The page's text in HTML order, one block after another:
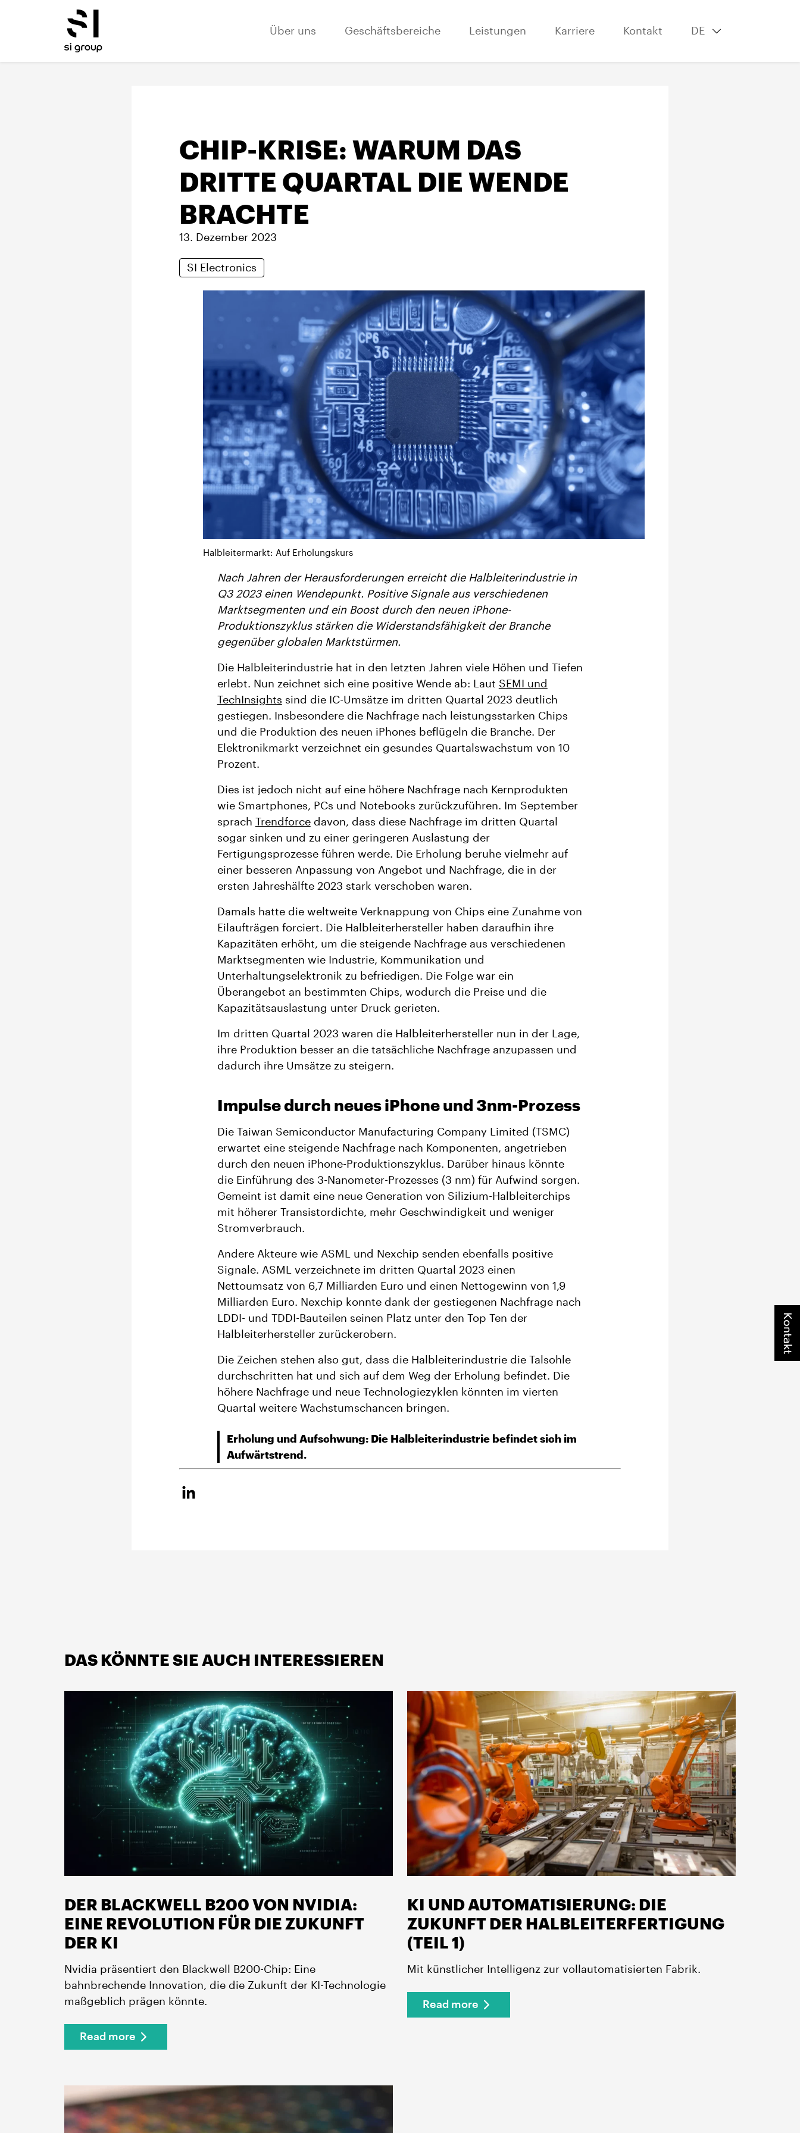
Über uns Geschäftsbereiche Leistungen Karriere Kontakt DE
CHIP-KRISE: WARUM DAS
DRITTE QUARTAL DIE WENDE
BRACHTE
13. Dezember 2023
SI Electronics
Halbleitermarkt: Auf Erholungskurs
Nach Jahren der Herausforderungen erreicht die Halbleiterindustrie in
Q3 2023 einen Wendepunkt. Positive Signale aus verschiedenen
Marktsegmenten und ein Boost durch den neuen iPhone-
Produktionszyklus stärken die Widerstandsfähigkeit der Branche
gegenüber globalen Marktstürmen.
Die Halbleiterindustrie hat in den letzten Jahren viele Höhen und Tiefen
erlebt. Nun zeichnet sich eine positive Wende ab: Laut SEMI und
TechInsights sind die IC-Umsätze im dritten Quartal 2023 deutlich
gestiegen. Insbesondere die Nachfrage nach leistungsstarken Chips
und die Produktion des neuen iPhones beflügeln die Branche. Der
Elektronikmarkt verzeichnet ein gesundes Quartalswachstum von 10
Prozent.
Dies ist jedoch nicht auf eine höhere Nachfrage nach Kernprodukten
wie Smartphones, PCs und Notebooks zurückzuführen. Im September
sprach Trendforcedavon, dass diese Nachfrage im dritten Quartal
sogar sinken und zu einer geringeren Auslastung der
Fertigungsprozesse führen werde. Die Erholung beruhe vielmehr auf
einer besseren Anpassung von Angebot und Nachfrage, die in der
ersten Jahreshälfte 2023 stark verschoben waren.
Damals hatte die weltweite Verknappung von Chips eine Zunahme von
Eilaufträgen forciert. Die Halbleiterhersteller haben daraufhin ihre
Kapazitäten erhöht, um die steigende Nachfrage aus verschiedenen
Marktsegmenten wie Industrie, Kommunikation und
Unterhaltungselektronik zu befriedigen. Die Folge war ein
Überangebot an bestimmten Chips, wodurch die Preise und die
Kapazitätsauslastung unter Druck gerieten.
Im dritten Quartal 2023 waren die Halbleiterhersteller nun in der Lage,
ihre Produktion besser an die tatsächliche Nachfrage anzupassen und
dadurch ihre Umsätze zu steigern.
Impulse durch neues iPhone und 3nm-Prozess
Die Taiwan Semiconductor Manufacturing Company Limited (TSMC)
erwartet eine steigende Nachfrage nach Komponenten, angetrieben
durch den neuen iPhone-Produktionszyklus. Darüber hinaus könnte
die Einführung des 3-Nanometer-Prozesses (3 nm) für Aufwind sorgen.
Gemeint ist damit eine neue Generation von Silizium-Halbleiterchips
mit höherer Transistordichte, mehr Geschwindigkeit und weniger
Stromverbrauch.
Andere Akteure wie ASML und Nexchip senden ebenfalls positive
Signale. ASML verzeichnete im dritten Quartal 2023 einen
Nettoumsatz von 6,7 Milliarden Euro und einen Nettogewinn von 1,9
Milliarden Euro. Nexchip konnte dank der gestiegenen Nachfrage nach
LDDI- und TDDI-Bauteilen seinen Platz unter den Top Ten der
Halbleiterhersteller zurückerobern.
Die Zeichen stehen also gut, dass die Halbleiterindustrie die Talsohle
durchschritten hat und sich auf dem Weg der Erholung befindet. Die
höhere Nachfrage und neue Technologiezyklen könnten im vierten
Quartal weitere Wachstumschancen bringen.
Erholung und Aufschwung: Die Halbleiterindustrie befindet sich im
Aufwärtstrend.
DAS KÖNNTE SIE AUCH INTERESSIEREN
DER BLACKWELL B200 VON NVIDIA:
EINE REVOLUTION FÜR DIE ZUKUNFT
DER KI
Nvidia präsentiert den Blackwell B200-Chip: Eine
bahnbrechende Innovation, die die Zukunft der KI-Technologie
maßgeblich prägen könnte.
Read more
KI UND AUTOMATISIERUNG: DIE
ZUKUNFT DER HALBLEITERFERTIGUNG
(TEIL 1)
Mit künstlicher Intelligenz zur vollautomatisierten Fabrik.
Read more
Kontakt